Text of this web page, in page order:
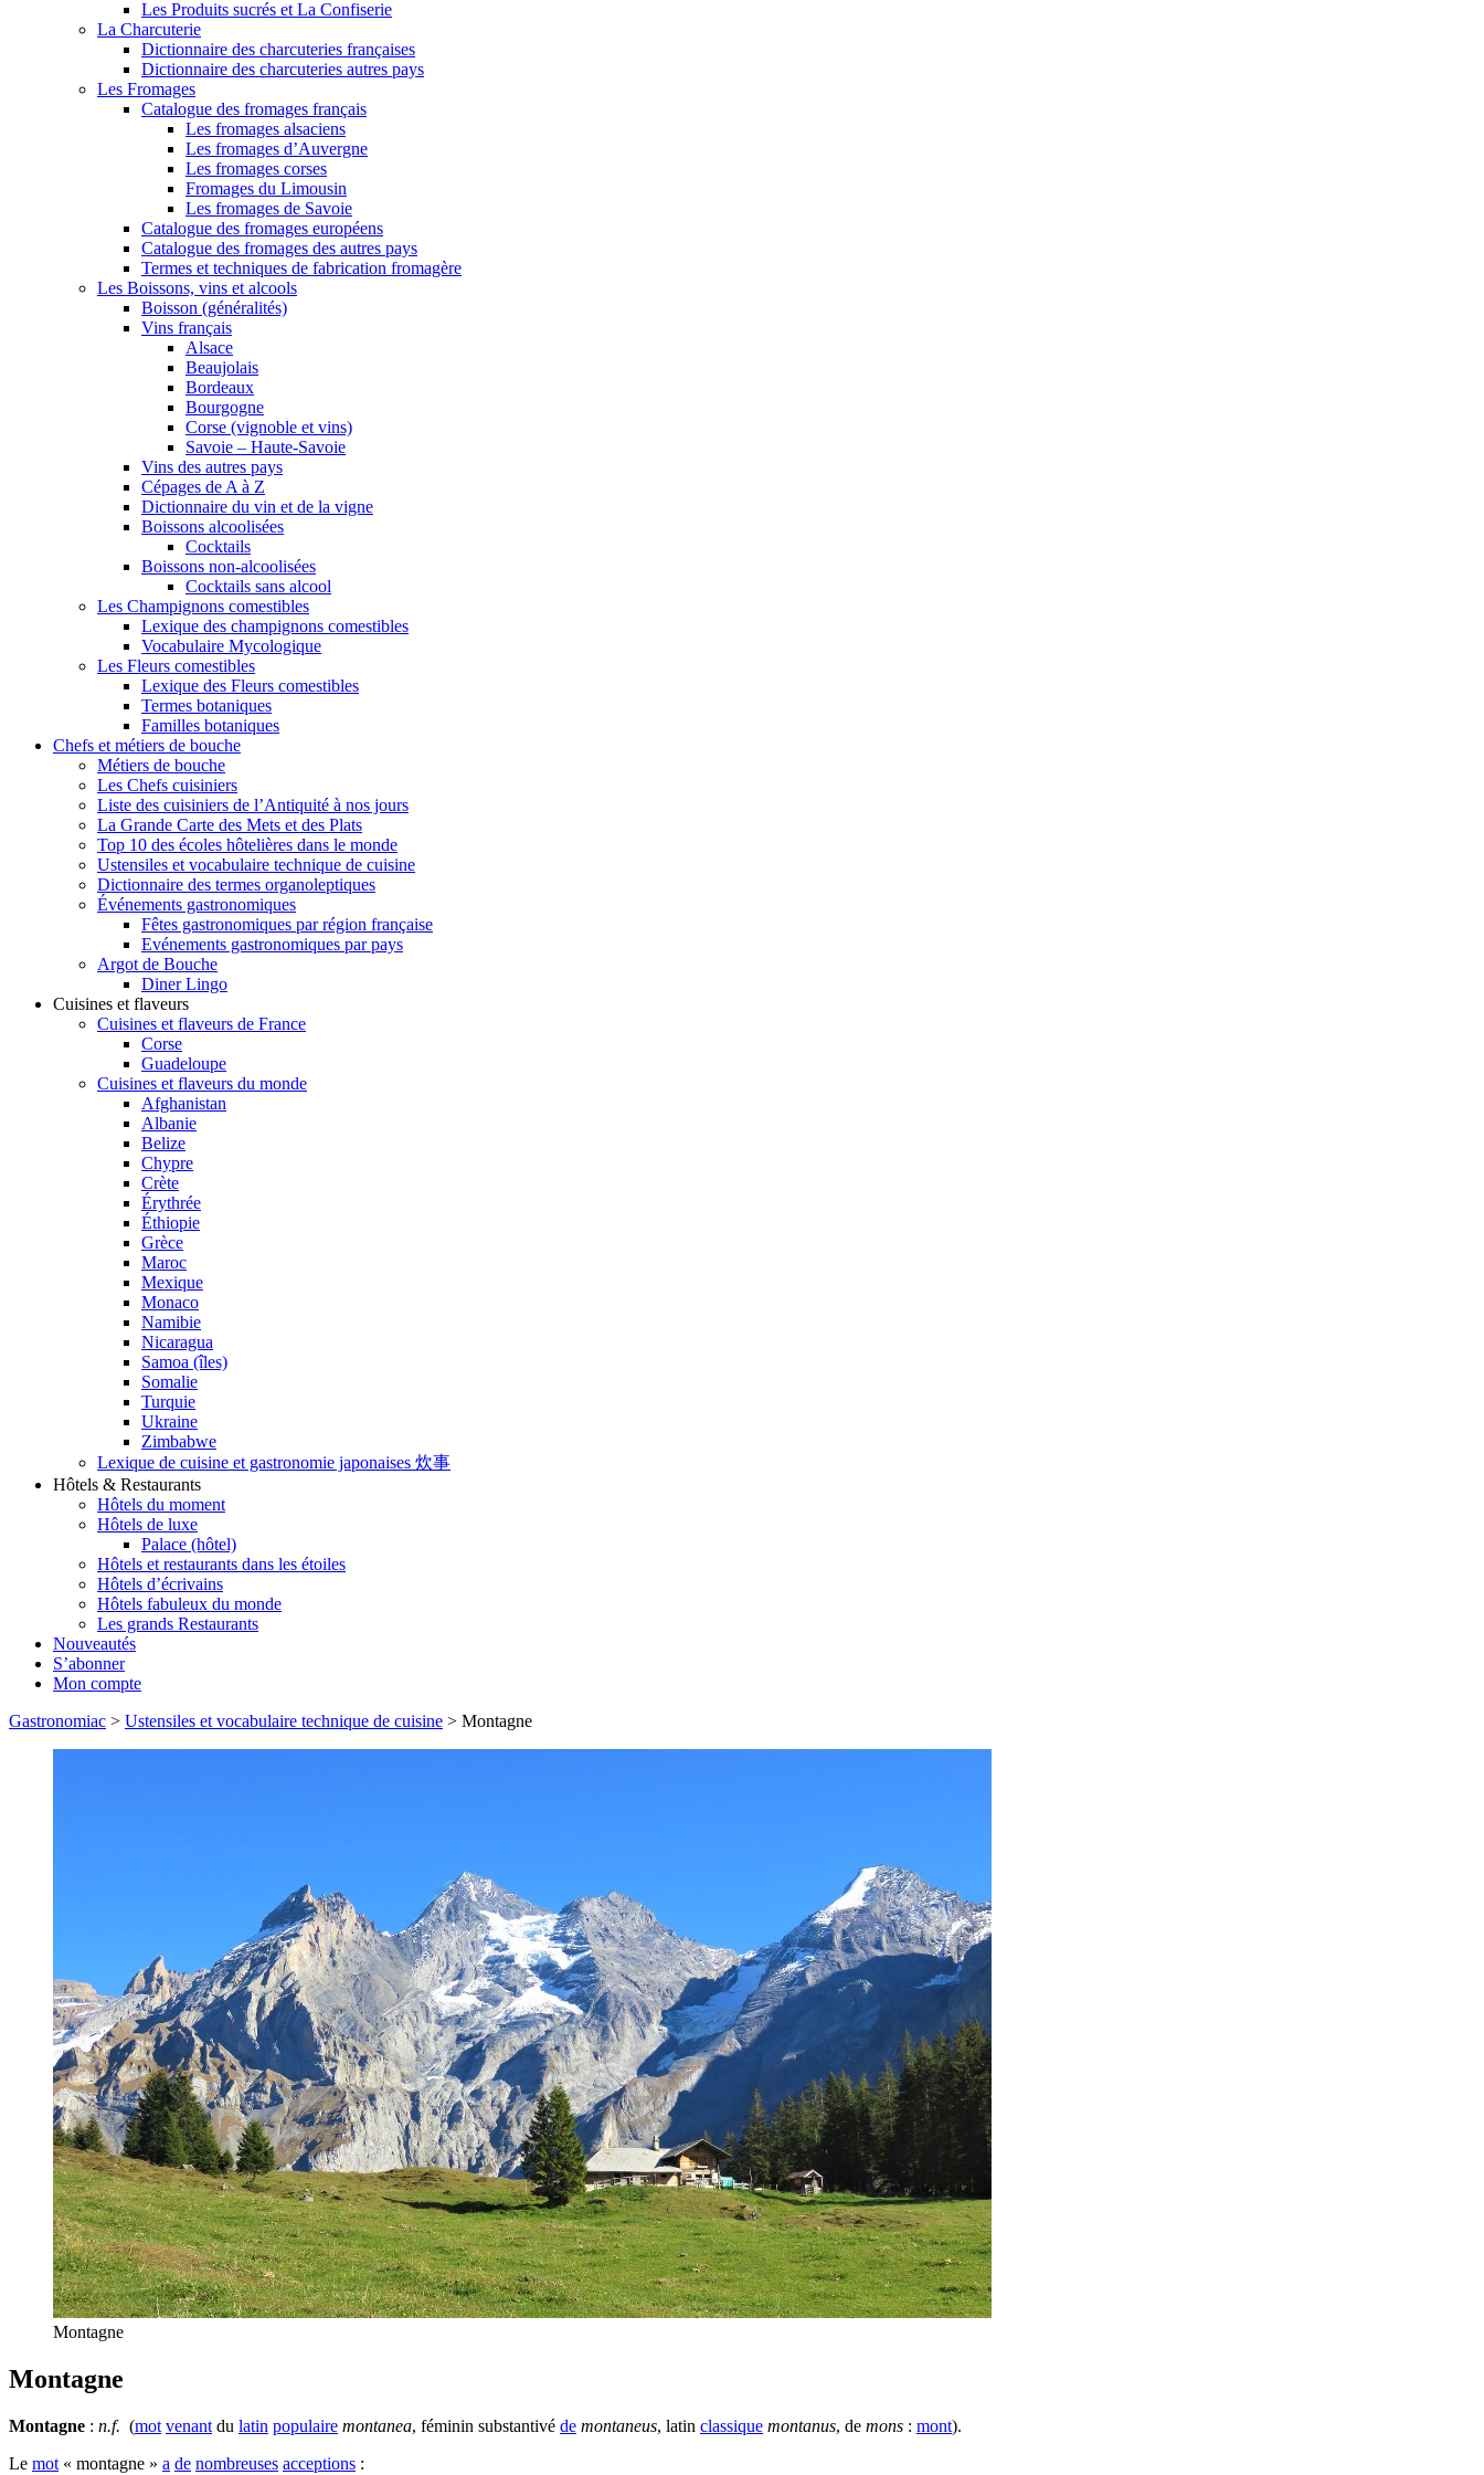
Les Produits sucrés et La Confiserie
La Charcuterie
Dictionnaire des charcuteries françaises
Dictionnaire des charcuteries autres pays
Les Fromages
Catalogue des fromages français
Les fromages alsaciens
Les fromages d’Auvergne
Les fromages corses
Fromages du Limousin
Les fromages de Savoie
Catalogue des fromages européens
Catalogue des fromages des autres pays
Termes et techniques de fabrication fromagère
Les Boissons, vins et alcools
Boisson (généralités)
Vins français
Alsace
Beaujolais
Bordeaux
Bourgogne
Corse (vignoble et vins)
Savoie – Haute-Savoie
Vins des autres pays
Cépages de A à Z
Dictionnaire du vin et de la vigne
Boissons alcoolisées
Cocktails
Boissons non-alcoolisées
Cocktails sans alcool
Les Champignons comestibles
Lexique des champignons comestibles
Vocabulaire Mycologique
Les Fleurs comestibles
Lexique des Fleurs comestibles
Termes botaniques
Familles botaniques
Chefs et métiers de bouche
Métiers de bouche
Les Chefs cuisiniers
Liste des cuisiniers de l’Antiquité à nos jours
La Grande Carte des Mets et des Plats
Top 10 des écoles hôtelières dans le monde
Ustensiles et vocabulaire technique de cuisine
Dictionnaire des termes organoleptiques
Événements gastronomiques
Fêtes gastronomiques par région française
Evénements gastronomiques par pays
Argot de Bouche
Diner Lingo
Cuisines et flaveurs
Cuisines et flaveurs de France
Corse
Guadeloupe
Cuisines et flaveurs du monde
Afghanistan
Albanie
Belize
Chypre
Crète
Érythrée
Éthiopie
Grèce
Maroc
Mexique
Monaco
Namibie
Nicaragua
Samoa (îles)
Somalie
Turquie
Ukraine
Zimbabwe
Lexique de cuisine et gastronomie japonaises 炊事
Hôtels & Restaurants
Hôtels du moment
Hôtels de luxe
Palace (hôtel)
Hôtels et restaurants dans les étoiles
Hôtels d’écrivains
Hôtels fabuleux du monde
Les grands Restaurants
Nouveautés
S’abonner
Mon compte
Gastronomiac > Ustensiles et vocabulaire technique de cuisine > Montagne
Montagne
Montagne
Montagne : n.f. (mot venant du latin populaire montanea, féminin substantivé de montaneus, latin classique montanus, de mons : mont).
Le mot « montagne » a de nombreuses acceptions :